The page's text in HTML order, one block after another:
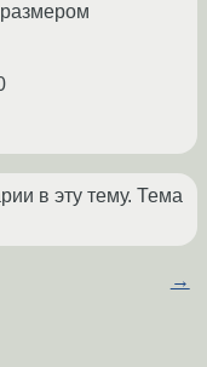
в эту тему. Тема
→